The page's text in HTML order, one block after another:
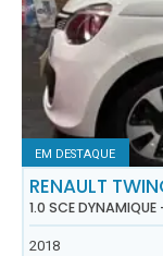
EM DESTAQUE
RENAULT
1.0 SCE
2018